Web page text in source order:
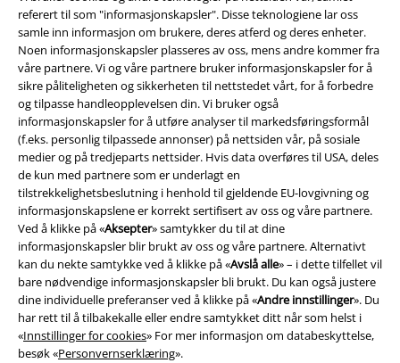
referert til som "informasjonskapsler". Disse teknologiene lar oss
samle inn informasjon om brukere, deres atferd og deres enheter.
Noen informasjonskapsler plasseres av oss, mens andre kommer fra
våre partnere. Vi og våre partnere bruker informasjonskapsler for å
sikre påliteligheten og sikkerheten til nettstedet vårt, for å forbedre
og tilpasse handleopplevelsen din. Vi bruker også
informasjonskapsler for å utføre analyser til markedsføringsformål
(f.eks. personlig tilpassede annonser) på nettsiden vår, på sosiale
medier og på tredjeparts nettsider. Hvis data overføres til USA, deles
de kun med partnere som er underlagt en
tilstrekkelighetsbeslutning i henhold til gjeldende EU-lovgivning og
informasjonskapslene er korrekt sertifisert av oss og våre partnere.
Ved å klikke på «Aksepter» samtykker du til at dine
informasjonskapsler blir brukt av oss og våre partnere. Alternativt
kan du nekte samtykke ved å klikke på «Avslå alle» – i dette tilfellet vil
bare nødvendige informasjonskapsler bli brukt. Du kan også justere
dine individuelle preferanser ved å klikke på «Andre innstillinger». Du
har rett til å tilbakekalle eller endre samtykket ditt når som helst i
«Innstillinger for cookies» For mer informasjon om databeskyttelse,
besøk «Personvernserklæring».
EMP App
Her kan du laste ned EMPs nye app helt gratis og ta del i alle de nye
funksjonene og fordelene!
A Warner Music Group Company